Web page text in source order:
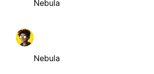
Nebula
Nebula